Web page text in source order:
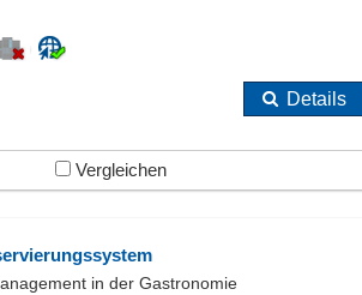
Details
Vergleichen
in der Gastronomie